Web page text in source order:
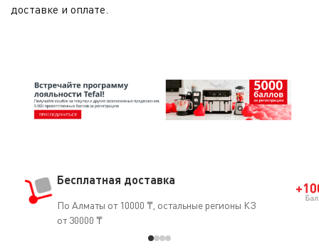
доставке и оплате.
Бесплатная доставка
По Алматы от 10000 ₸, остальные регионы КЗ
от 30000 ₸